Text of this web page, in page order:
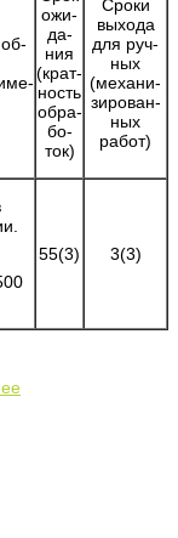
об­
ожи­
да­
ния
(крат­
ность
об­ра­
бо­
ток)
Сро­ки
вы­хо­да
для руч­
ных
(ме­ха­ни­
зи­ро­ван­
ных
ра­бот)
55(3) 3(3)